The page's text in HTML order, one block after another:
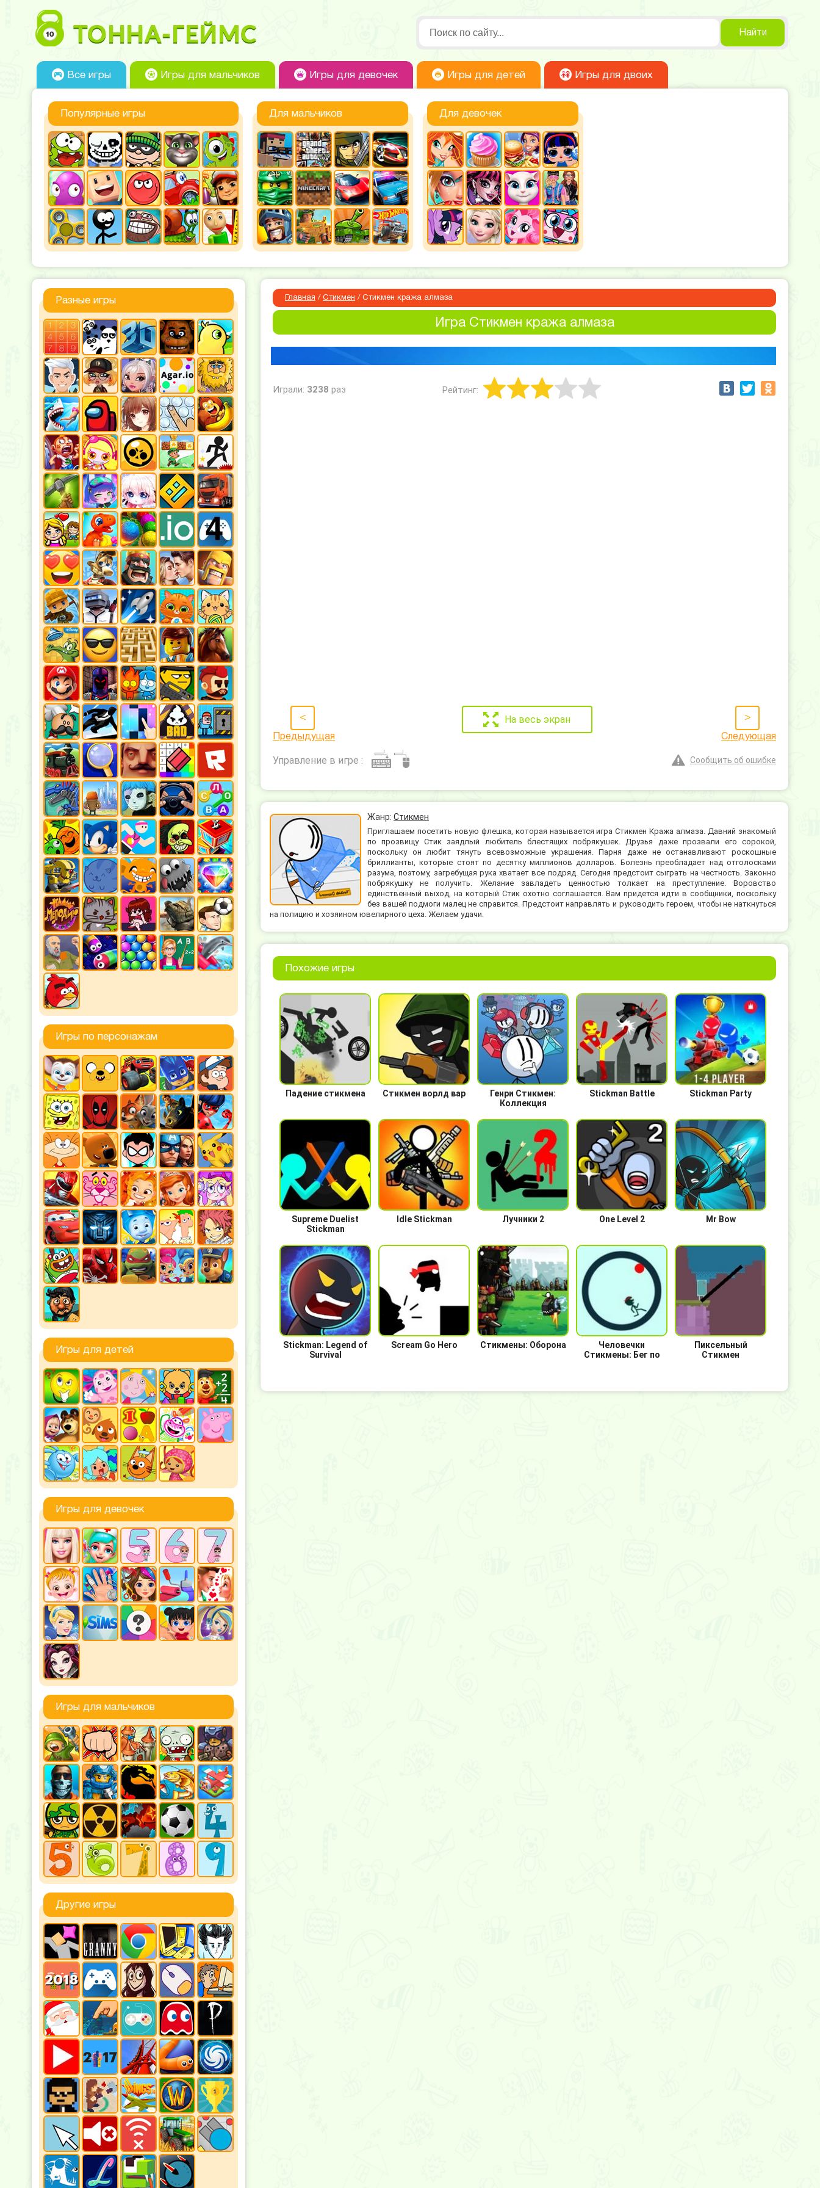
Найти
Все игры Игры для мальчиков Игры для девочек Игры для детей Игры для двоих
Популярные игры Для мальчиков Для девочек
Разные игры
Игры по персонажам
Игры для детей
Игры для девочек
Игры для мальчиков
Другие игры
Главная / Стикмен / Стикмен кража алмаза
Игра Стикмен кража алмаза
Играли: 3238 раз Рейтинг:
<
Предыдущая
На весь экран >
Следующая
Управление в игре : Сообщить об ошибке
Жанр: Стикмен
Приглашаем посетить новую флешка, которая называется игра Стикмен Кража алмаза. Давний знакомый
по прозвищу Стик заядлый любитель блестящих побрякушек. Друзья даже прозвали его сорокой,
поскольку он любит тянуть всевозможные украшения. Парня даже не останавливают роскошные
бриллианты, которые стоят по десятку миллионов долларов. Болезнь преобладает над отголосками
разума, поэтому, загребущая рука хватает все подряд. Сегодня предстоит сыграть на честность. Законно
побрякушку не получить. Желание завладеть ценностью толкает на преступление. Воровство
единственный выход, на который Стик охотно соглашается. Вам придется идти в сообщники, поскольку
без вашей подмоги малец не справится. Предстоит направлять и руководить героем, чтобы не наткнуться
на полицию и хозяином ювелирного цеха. Желаем удачи.
Похожие игры
Падение стикмена Стикмен ворлд вар
Генри Стикмен:
Коллекция
Stickman Battle Stickman Party
Supreme Duelist
Stickman
Idle Stickman Лучники 2 One Level 2 Mr Bow
Stickman: Legend of
Survival
Scream Go Hero Стикмены: Оборона
Человечки
Стикмены: Бег по
Пиксельный
Стикмен